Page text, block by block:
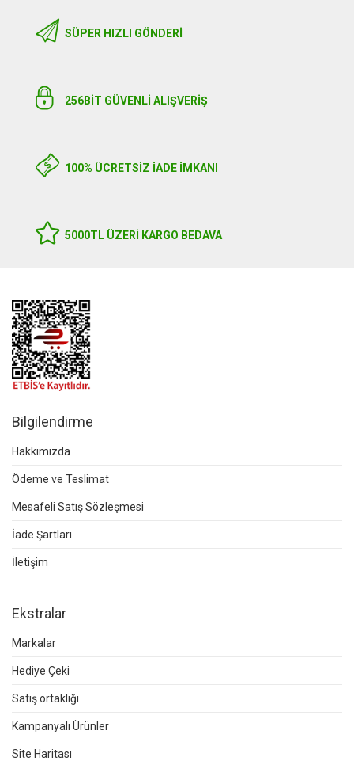
SÜPER HIZLI GÖNDERI
256BIT GÜVENLİ ALIŞVERİŞ
100% ÜCRETSİZ İADE İMKANI
5000TL ÜZERI KARGO BEDAVA
Bilgilendirme
Hakkımızda
Ödeme ve Teslimat
Mesafeli Satış Sözleşmesi
İade Şartları
İletişim
Ekstralar
Markalar
Hediye Çeki
Satış ortaklığı
Kampanyalı Ürünler
Site Haritası